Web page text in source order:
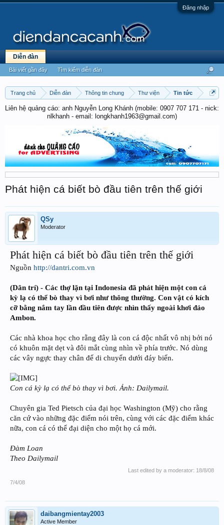
Đăng nhập
Trang chủ Diễn đàn Thông tin chung Thư viện Tin tức
Liên hệ quảng cáo: anh Nguyễn Long Khánh (mobile: 0907 707 171 - nick:
nlkhanh - email: longkhanh1963@gmail.com)
Phát hiện cá biết bò đầu tiên trên thế giới
QSy
Moderator
Phát hiện cá biết bò đầu tiên trên thế giới
Nguồn http://dantri.com.vn
(Dân trí) - Các thợ lặn tại Indonesia đã phát hiện một con cá
kỳ lạ có thể bò thay vì bơi như thông thường. Con vật có kích
cỡ bằng nắm tay lần đầu tiên được nhìn thấy ngoài khơi đảo
Ambon.
Các nhà khoa học cho rằng đây là con cá độc nhất vô nhị bởi nó
có khuôn mặt dẹt và đôi mắt cùng nhìn về phía trước. Nó dùng
các vây ngực thay chân để di chuyển dưới đáy biển.
Con cá kỳ lạ có thể bò thay vì bơi. Ảnh: Dailymail.
Chuyên gia Ted Pietsch của đại học Washington (Mỹ) cho rằng
căn cứ vào những đặc điểm nói trên, cùng với các đặc điểm khác
nữa, con cá có thể đại diện cho một họ cá mới.
Đàm Loan
Theo Dailymail
Last edited by a moderator: 18/8/08
7/4/08
daibangmientay2003
Active Member
Diễn đàn
Bài viết gần đây Tìm kiếm diễn đàn